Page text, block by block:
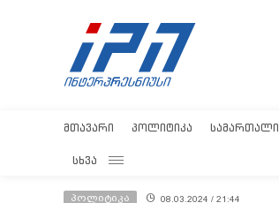
ᲛᲗᲐᲕᲐᲠᲘ ᲞᲝᲚᲘᲢᲘᲙᲐ ᲡᲐᲛᲐᲠᲗᲐᲚᲘ
ᲡᲮᲕᲐ
პოლიტიკა 08.03.2024 / 21:44